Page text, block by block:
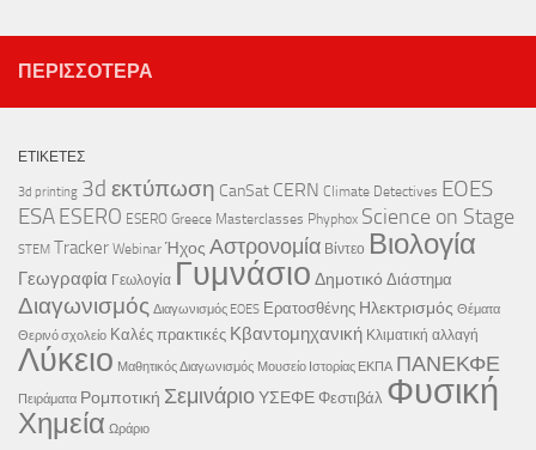
ΠΕΡΙΣΣΌΤΕΡΑ
ΕΤΙΚΈΤΕΣ
3d printing 3d εκτύπωση CanSat CERN Climate Detectives EOES
ESAESERO ESERO Greece Masterclasses Phyphox Science on Stage
STEM Tracker Webinar Ήχος Αστρονομία Βίντεο Βιολογία
Γεωγραφία Γεωλογία Γυμνάσιο Δημοτικό Διάστημα
Διαγωνισμός Διαγωνισμός EOES Ερατοσθένης Ηλεκτρισμός Θέματα
Θερινό σχολείο Καλές πρακτικές Κβαντομηχανική Κλιματική αλλαγή
Λύκειο Μαθητικός Διαγωνισμός Μουσείο Ιστορίας ΕΚΠΑ ΠΑΝΕΚΦΕ
Πειράματα Ρομποτική ΣεμινάριοΥΣΕΦΕ Φεστιβάλ Φυσική
Χημεία Ωράριο